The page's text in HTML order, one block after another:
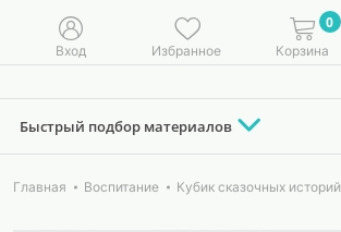
Вход Избранное
0
Корзина
Быстрый подбор материалов
Главная Воспитание Кубик сказочных историй